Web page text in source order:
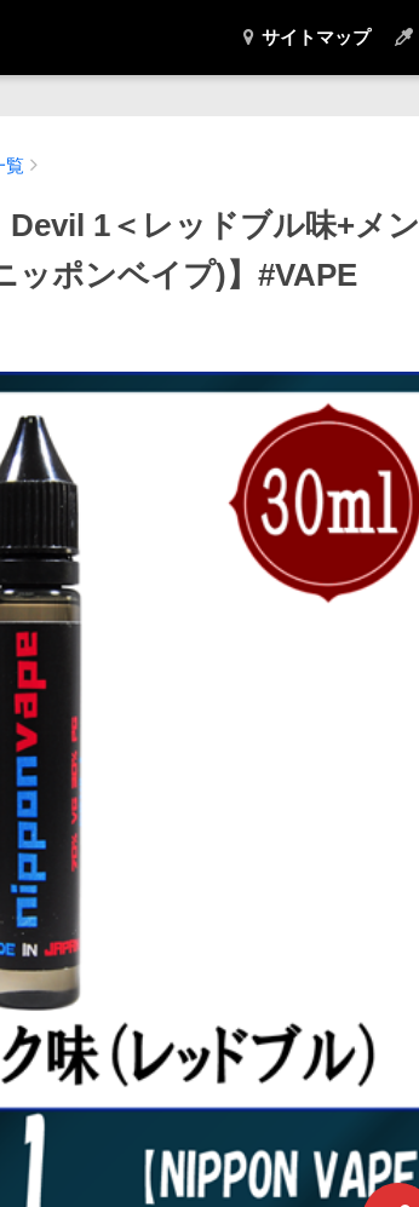
サイトマップ
覧
1＜レッドブル味+メン
ッポンベイプ)】#VAPE